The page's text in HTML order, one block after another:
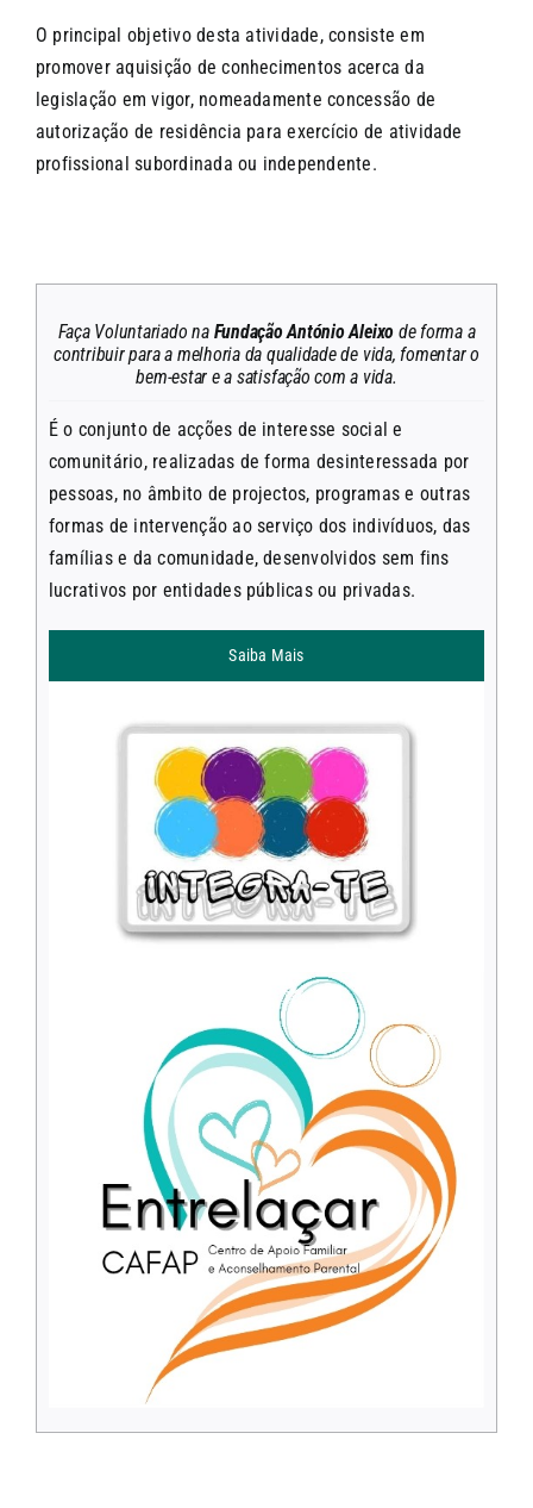
O principal objetivo desta atividade, consiste em
promover aquisição de conhecimentos acerca da
legislação em vigor, nomeadamente concessão de
autorização de residência para exercício de atividade
profissional subordinada ou independente.
Faça Voluntariado na Fundação António Aleixo de forma a
contribuir para a melhoria da qualidade de vida, fomentar o
bem-estar e a satisfação com a vida.
É o conjunto de acções de interesse social e
comunitário, realizadas de forma desinteressada por
pessoas, no âmbito de projectos, programas e outras
formas de intervenção ao serviço dos indivíduos, das
famílias e da comunidade, desenvolvidos sem fins
lucrativos por entidades públicas ou privadas.
Saiba Mais